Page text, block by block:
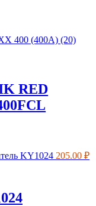
RED
205.00 ₽